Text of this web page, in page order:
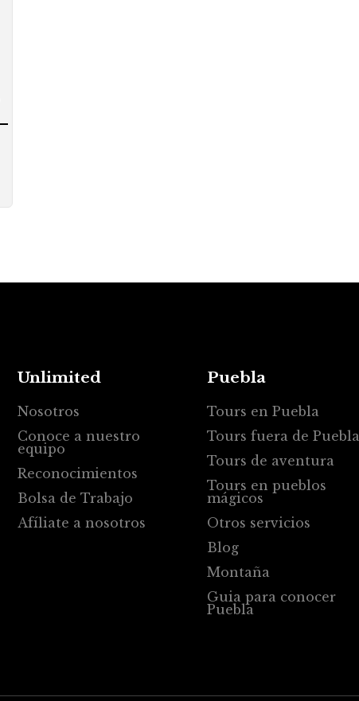
Unlimited
Nosotros
Conoce a nuestro
equipo
Reconocimientos
Bolsa de Trabajo
Afíliate a nosotros
Puebla
Tours en Puebla
Tours fuera de Puebla
Tours de aventura
Tours en pueblos
mágicos
Otros servicios
Blog
Montaña
Guia para conocer
Puebla